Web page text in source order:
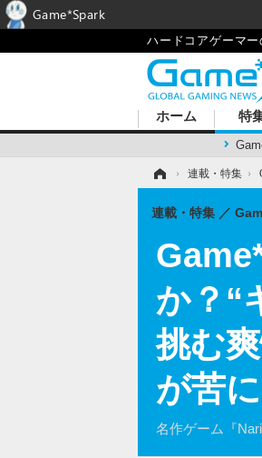
ハードコアゲーマ
ホーム 特
› 連載・特集 ›
か？“
挑む
が苦
名作ゲーム『
連載・特集
Game*Spark